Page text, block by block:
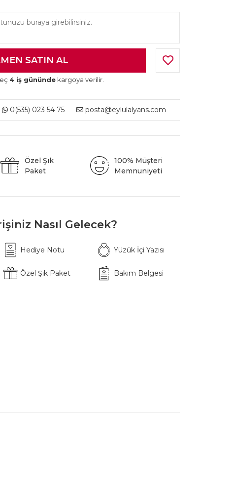
4 iş gününde kargoya verilir.
0(535) 023 54 75 posta@eylulalyans.com
Özel Şık
Paket
100% Müşteri
Memnuniyeti
Nasıl Gelecek?
Hediye Notu Yüzük İçi Yazısı
Özel Şık Paket Bakım Belgesi